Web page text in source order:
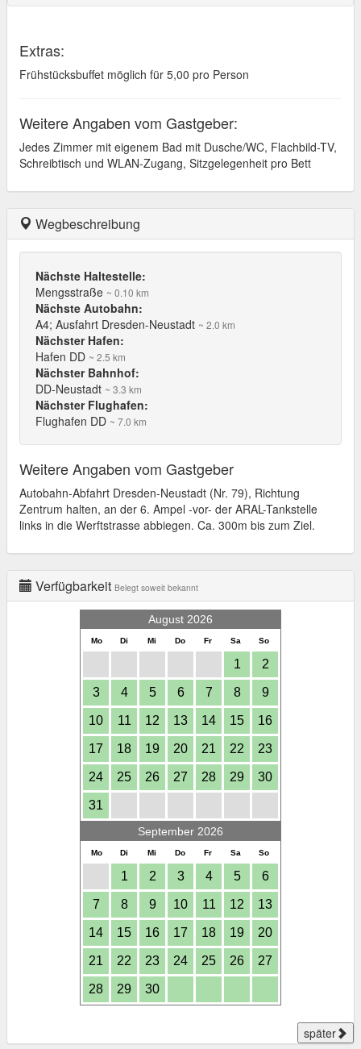
Extras:
Frühstücksbuffet möglich für 5,00 pro Person
Weitere Angaben vom Gastgeber:
Jedes Zimmer mit eigenem Bad mit Dusche/WC, Flachbild-TV,
Schreibtisch und WLAN-Zugang, Sitzgelegenheit pro Bett
Wegbeschreibung
Nächste Haltestelle:
Mengsstraße ~ 0.10 km
Nächste Autobahn:
A4; Ausfahrt Dresden-Neustadt ~ 2.0 km
Nächster Hafen:
Hafen DD ~ 2.5 km
Nächster Bahnhof:
DD-Neustadt ~ 3.3 km
Nächster Flughafen:
Flughafen DD ~ 7.0 km
Weitere Angaben vom Gastgeber
Autobahn-Abfahrt Dresden-Neustadt (Nr. 79), Richtung
Zentrum halten, an der 6. Ampel -vor- der ARAL-Tankstelle
links in die Werftstrasse abbiegen. Ca. 300m bis zum Ziel.
Verfügbarkeit Belegt soweit bekannt
August 2026
Mo Di Mi Do Fr Sa So
1 2
3 4 5 6 7 8 9
10 11 12 13 14 15 16
17 18 19 20 21 22 23
24 25 26 27 28 29 30
31
September 2026
Mo Di Mi Do Fr Sa So
1 2 3 4 5 6
7 8 9 10 11 12 13
14 15 16 17 18 19 20
21 22 23 24 25 26 27
28 29 30
später